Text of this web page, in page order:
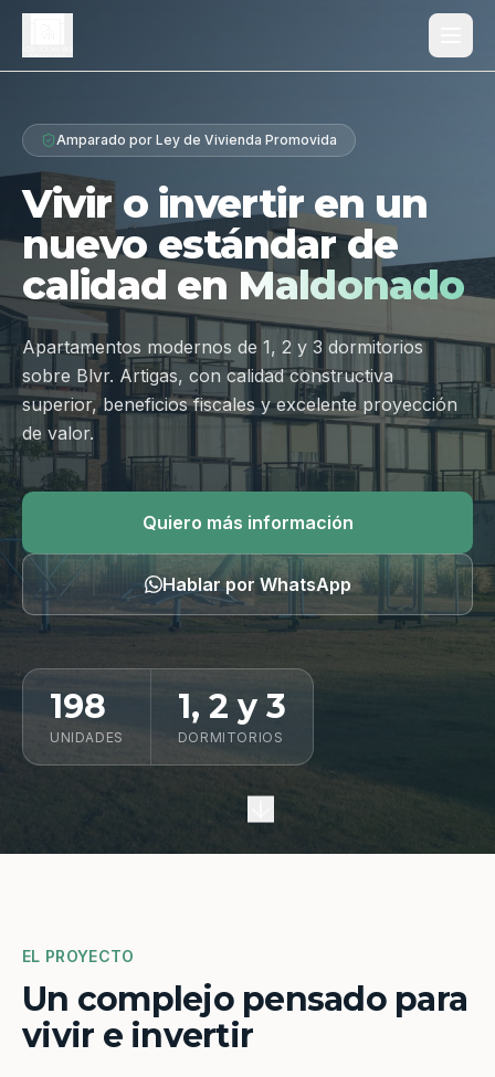
Proyecto
Diferenciales
Tipologías
Galería
Ubicación
Contacto
Hablar por WhatsApp
Amparado por Ley de Vivienda Promovida
Vivir o invertir en un
nuevo estándar de
calidad en Maldonado
Apartamentos modernos de 1, 2 y 3 dormitorios
sobre Blvr. Artigas, con calidad constructiva
superior, beneficios fiscales y excelente proyección
de valor.
Quiero más información
Hablar por WhatsApp
198
UNIDADES
1, 2 y 3
DORMITORIOS
EL PROYECTO
Un complejo pensado para
vivir e invertir